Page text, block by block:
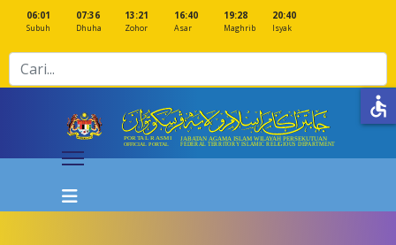
06:01
Subuh
07:36
Dhuha
13:21
Zohor
16:40
Asar
19:28
Maghrib
20:40
Isyak
Cari
accessible